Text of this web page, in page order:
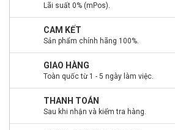
Lãi suất 0% (mPos).
CAM KẾT
Sản phẩm chính hãng 100%.
GIAO HÀNG
Toàn quốc từ 1 - 5 ngày làm việc.
THANH TOÁN
Sau khi nhận và kiểm tra hàng.